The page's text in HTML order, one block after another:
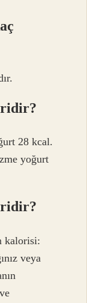
28 kcal.
yoğurt
kalorisi:
veya